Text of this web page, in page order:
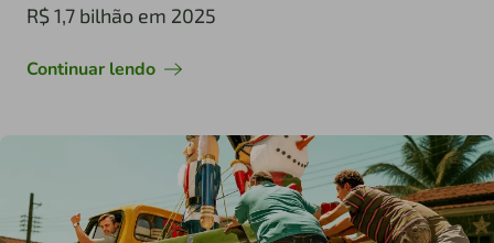
R$ 1,7 bilhão em 2025
Continuar lendo